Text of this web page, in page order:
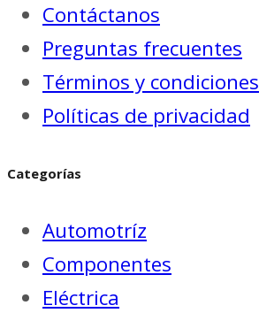
Contáctanos
Preguntas frecuentes
Términos y condiciones
Políticas de privacidad
Categorías
Automotríz
Componentes
Eléctrica